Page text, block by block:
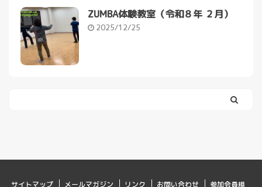
ZUMBA体験教室（令和８年 ２月）
2025/12/25
サイトマップ メールマガジン リンク お問い合わせ 参加会員規